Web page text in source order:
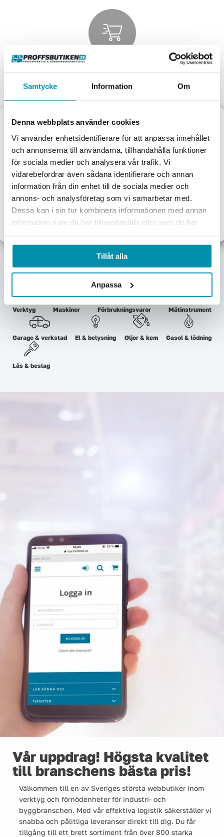
Samtycke Information Om
Denna webbplats använder cookies
Vi använder enhetsidentifierare för att anpassa innehållet
och annonserna till användarna, tillhandahålla funktioner
för sociala medier och analysera vår trafik. Vi
vidarebefordrar även sådana identifierare och annan
information från din enhet till de sociala medier och
annons- och analysföretag som vi samarbetar med.
Dessa kan i sin tur kombinera informationen med annan
information som du har tillhandahållit eller som de har
Tillåt alla
Anpassa
Vi behandlar ordern direkt
Handla tryggt och säkert
Säkra och pålitliga betalsystem.
Upptäck våra kategorier
Verktyg Maskiner Förbrukningsvaror Mätinstrument
Garage & verkstad El & belysning Oljor & kem Gasol & lödning
Lås & beslag
Vår uppdrag! Högsta kvalitet
till branschens bästa pris!
Välkommen till en av Sveriges största webbutiker inom
verktyg och förnödenheter för industri- och
byggbranschen. Med vår effektiva logistik säkerställer vi
snabba och pålitliga leveranser direkt till dig. Du får
tillgång till ett brett sortiment från över 800 starka
Välkommen till
Proffsbutiken
Jag handlar som:
Företag
Exkl. moms
Privat
Inkl. moms